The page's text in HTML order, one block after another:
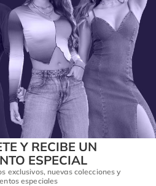
Y RECIBE UN
ESPECIAL
exclusivos, nuevas colecciones y
especiales